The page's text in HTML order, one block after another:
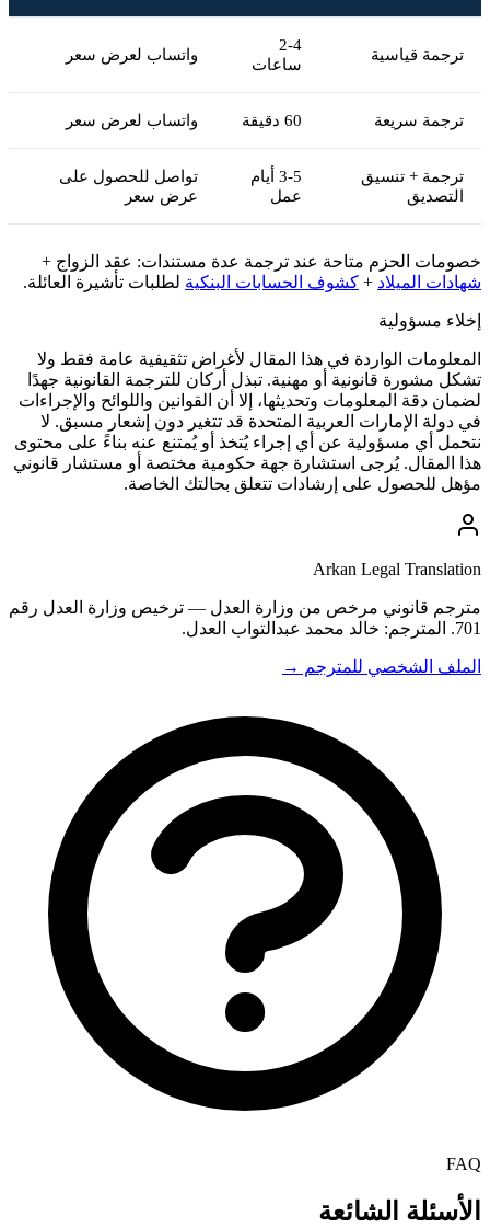
ترجمة قياسية
2-4
ساعات
واتساب لعرض سعر
ترجمة سريعة 60 دقيقة واتساب لعرض سعر
ترجمة + تنسيق
التصديق
3-5 أيام
عمل
تواصل للحصول على
عرض سعر
خصومات الحزم متاحة عند ترجمة عدة مستندات: عقد الزواج +
شهادات الميلاد + كشوف الحسابات البنكية لطلبات تأشيرة العائلة.
إخلاء مسؤولية
المعلومات الواردة في هذا المقال لأغراض تثقيفية عامة فقط ولا
تشكل مشورة قانونية أو مهنية. تبذل أركان للترجمة القانونية جهدًا
لضمان دقة المعلومات وتحديثها، إلا أن القوانين واللوائح والإجراءات
في دولة الإمارات العربية المتحدة قد تتغير دون إشعار مسبق. لا
نتحمل أي مسؤولية عن أي إجراء يُتخذ أو يُمتنع عنه بناءً على محتوى
هذا المقال. يُرجى استشارة جهة حكومية مختصة أو مستشار قانوني
مؤهل للحصول على إرشادات تتعلق بحالتك الخاصة.
Arkan Legal Translation
مترجم قانوني مرخص من وزارة العدل — ترخيص وزارة العدل رقم
701. المترجم: خالد محمد عبدالتواب العدل.
الملف الشخصي للمترجم →
FAQ
الأسئلة الشائعة